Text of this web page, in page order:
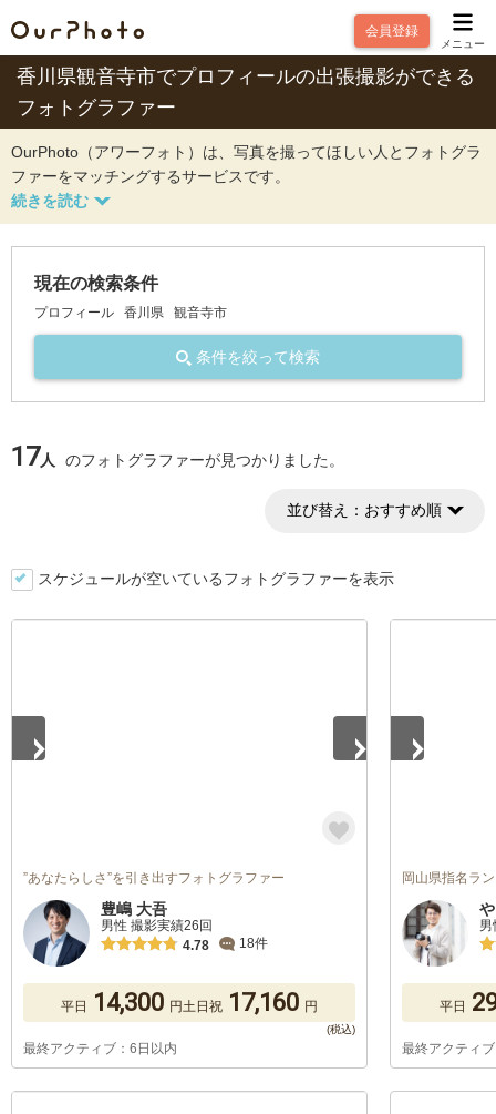
会員登録
メニュー
香川県観音寺市でプロフィールの出張撮影ができる
フォトグラファー
OurPhoto（アワーフォト）は、写真を撮ってほしい人とフォトグラ
ファーをマッチングするサービスです。
現在の検索条件
プロフィール 香川県 観音寺市
条件を絞って検索
17人 のフォトグラファーが見つかりました。
並び替え： おすすめ順
スケジュールが空いているフォトグラファーを表示
”あなたらしさ”を引き出すフォトグラファー
豊嶋 大吾
男性 撮影実績26回
4.78
18件
平日 14,300 円土日祝 17,160 円
最終アクティブ：6日以内
岡山県指名ラ
平日
最終アクティ